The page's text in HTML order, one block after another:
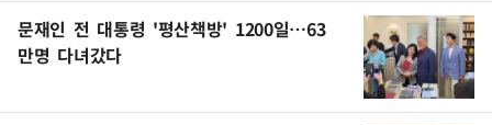
문재인 전 대통령 '평산책방' 1200일…63
만명 다녀갔다